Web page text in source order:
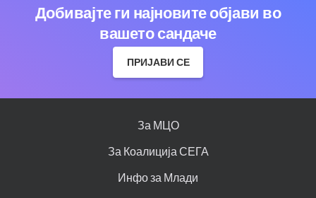
Добивајте ги најновите објави во
вашето сандаче
ПРИЈАВИ СЕ
За МЦО
За Коалиција СЕГА
Инфо за Млади